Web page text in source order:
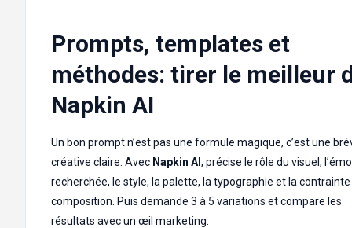
Prompts, templates et
méthodes: tirer le meilleur
Napkin AI
Un bon prompt n’est pas une formule magique, c’est une
créative claire. Avec Napkin AI , précise le rôle du visuel,
recherchée, le style, la palette, la typographie et la
composition. Puis demande 3 à 5 variations et compare les
résultats avec un œil marketing.